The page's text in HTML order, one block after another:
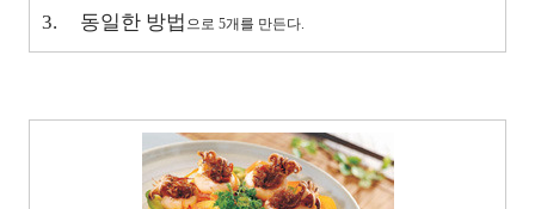
3. 동일한 방법 으로 5개를 만든다.